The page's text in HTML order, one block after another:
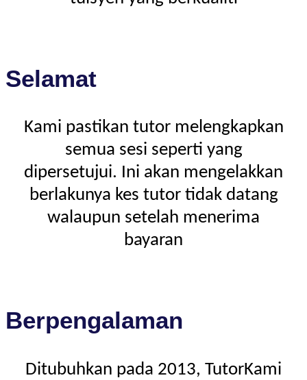
Selamat
Kami pastikan tutor melengkapkan
semua sesi seperti yang
dipersetujui. Ini akan mengelakkan
berlakunya kes tutor tidak datang
walaupun setelah menerima
bayaran
Berpengalaman
Ditubuhkan pada 2013, TutorKami